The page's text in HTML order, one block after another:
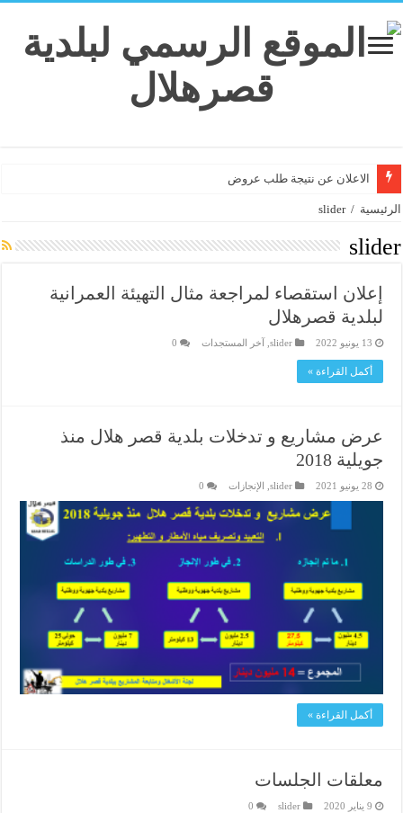
الاعلان عن نتيجة طلب عروض
الرئيسية /
slider
slider
إعلان استقصاء لمراجعة مثال التھیئة العمرانیة
لبلدیة قصرھلال
13 يونيو 2022 slider
,آخر المستجدات 0
أكمل القراءة »
عرض مشاريع و تدخلات بلدية قصر هلال منذ
جويلية 2018
28 يونيو 2021 slider الإنجازات 0
أكمل القراءة »
معلقات الجلسات
9 يناير 2020 slider
0